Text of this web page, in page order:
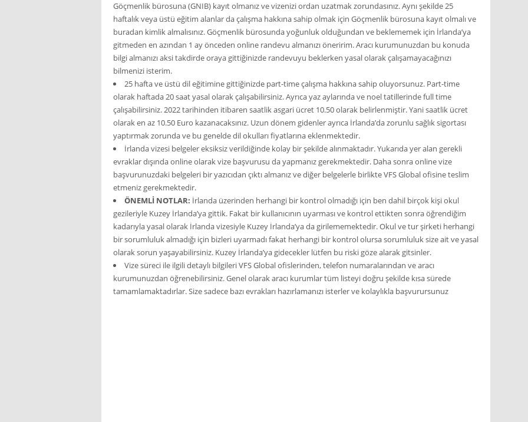
Göçmenlik bürosuna (GNIB) kayıt olmanız ve vizenizi ordan uzatmak zorundasınız. Aynı şekilde 25
haftalık veya üstü eğitim alanlar da çalışma hakkına sahip olmak için Göçmenlik bürosuna kayıt olmalı ve
buradan kimlik almalısınız. Göçmenlik bürosunda yoğunluk olduğundan ve beklememek için İrlanda’ya
gitmeden en azından 1 ay önceden online randevu almanızı öneririm. Aracı kurumunuzdan bu konuda
bilgi almanızı aksi takdirde oraya gittiğinizde randevuyu beklerken yasal olarak çalışamayacağınızı
bilmenizi isterim.
25 hafta ve üstü dil eğitimine gittiğinizde part-time çalışma hakkına sahip oluyorsunuz. Part-time
olarak haftada 20 saat yasal olarak çalışabilirsiniz. Ayrıca yaz aylarında ve noel tatillerinde full time
çalışabilirsiniz. 2022 tarihinden itibaren saatlik asgari ücret 10.50 olarak belirlenmiştir. Yani saatlik ücret
olarak en az 10.50 Euro kazanacaksınız. Uzun dönem gidenler ayrıca İrlanda’da zorunlu sağlık sigortası
yaptırmak zorunda ve bu genelde dil okulları fiyatlarına eklenmektedir.
İrlanda vizesi belgeler eksiksiz verildiğinde kolay bir şekilde alınmaktadır. Yukarıda yer alan gerekli
evraklar dışında online olarak vize başvurusu da yapmanız gerekmektedir. Daha sonra online vize
başvurunuzdaki belgeleri bir yazıcıdan çıktı almanız ve diğer belgelerle birlikte VFS Global ofisine teslim
etmeniz gerekmektedir.
ÖNEMLİ NOTLAR: İrlanda üzerinden herhangi bir kontrol olmadığı için ben dahil birçok kişi okul
gezileriyle Kuzey İrlanda’ya gittik. Fakat bir kullanıcının uyarması ve kontrol ettikten sonra öğrendiğim
kadarıyla yasal olarak İrlanda vizesiyle Kuzey İrlanda’ya da girilememektedir. Okul ve tur şirketi herhangi
bir sorumluluk almadığı için bizleri uyarmadı fakat herhangi bir kontrol olursa sorumluluk size ait ve yasal
olarak sorun yaşayabilirsiniz. Kuzey İrlanda’ya gidecekler lütfen bu riski göze alarak gitsinler.
Vize süreci ile ilgili detaylı bilgileri VFS Global ofislerinden, telefon numaralarından ve aracı
kurumunuzdan öğrenebilirsiniz. Genel olarak aracı kurumlar tüm listeyi doğru şekilde kısa sürede
tamamlamaktadırlar. Size sadece bazı evrakları hazırlamanızı isterler ve kolaylıkla başvurursunuz